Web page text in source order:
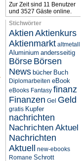
Zur Zeit sind 11 Benutzer
und 3527 Gäste online.
Stichwörter
Aktien Aktienkurs
Aktienmarkt altmetall
Aluminium andersseitig
Börse Börsen
News bücher Buch
Diplomarbeiten eBook
eBooks Fantasy finanz
Finanzen Gel Geld
gratis Kupfer
nachrichten
Nachrichten Aktuel
Nachrichten
Aktuell
new-ebooks
Romane Schrott